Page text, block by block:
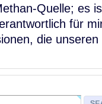
Quelle; es
für
die unseren